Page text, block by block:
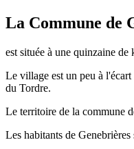
La Commune de
est située à une quinzaine
Le village est un peu à
du Tordre.
Le territoire de la commune
Les habitants de